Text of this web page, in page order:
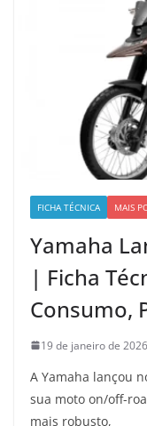
FICHA TÉCNICA MAIS
Yamaha
| Ficha
Consumo,
19 de janeiro de 2026
A Yamaha lançou
sua moto on/off-
mais robusto,